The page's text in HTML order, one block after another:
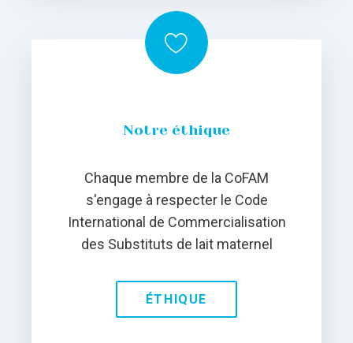
Notre éthique
Chaque membre de la CoFAM
s'engage à respecter le Code
International de Commercialisation
des Substituts de lait maternel
ÉTHIQUE